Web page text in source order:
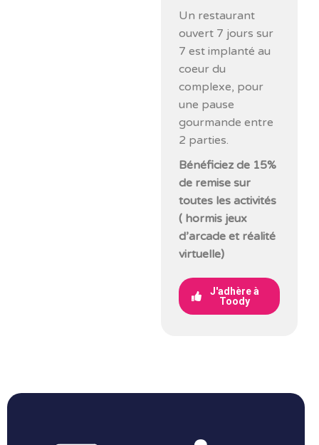
Un restaurant
ouvert 7 jours sur
7 est implanté au
coeur du
complexe, pour
une pause
gourmande entre
2 parties.
Bénéficiez de 15%
de remise sur
toutes les activités
( hormis jeux
d’arcade et réalité
virtuelle)
J'adhère à
Toody